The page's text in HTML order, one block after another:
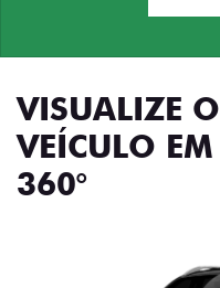
VISUALIZE O
VEÍCULO EM
360°